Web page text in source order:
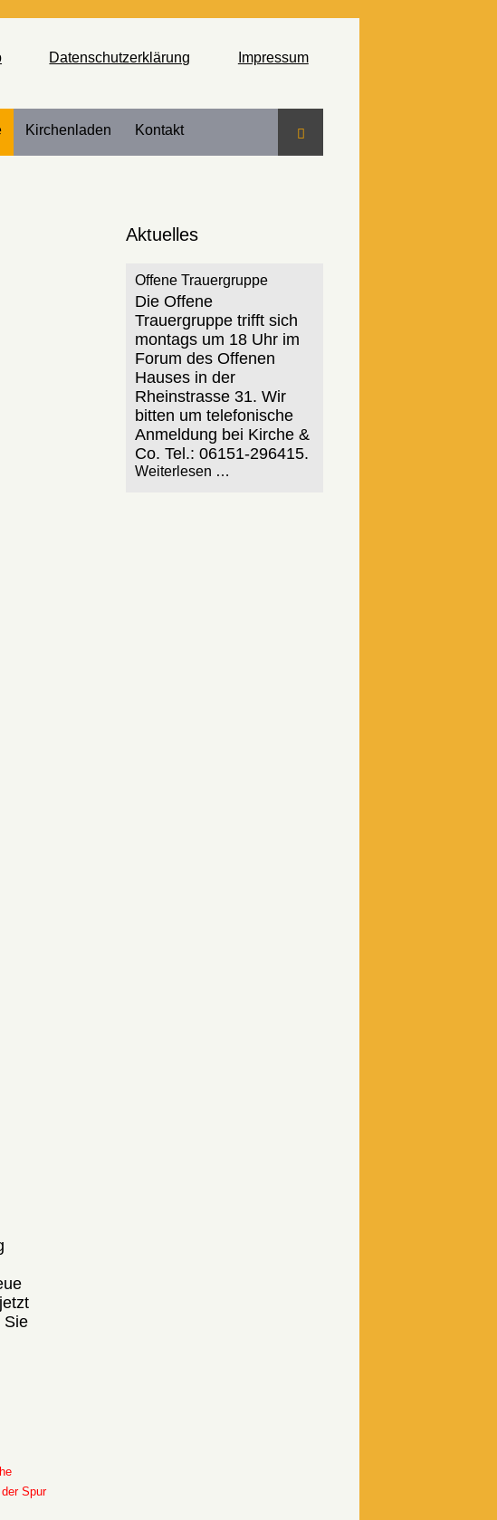
Impressum
Datenschutzerklärung
Kirchenladen Kontakt Suche
Sie
Spur
Aktuelles
Offene Trauergruppe
Die Offene
Trauergruppe trifft sich
montags um 18 Uhr im
Forum des Offenen
Hauses in der
Rheinstrasse 31. Wir
bitten um telefonische
Anmeldung bei Kirche &
Co. Tel.: 06151-296415.
Weiterlesen …